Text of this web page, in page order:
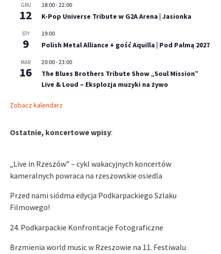
GRU
12
18:00-22:00
K-Pop Universe Tribute w G2A Arena | Jasionka
STY
9
19:00
Polish Metal Alliance + gość Aquilla | Pod Palmą 2027
MAR
16
20:00-23:00
The Blues Brothers Tribute Show „Soul Mission”
Live & Loud – Eksplozja muzyki na żywo
Zobacz kalendarz
Ostatnie, koncertowe wpisy:
„Live in Rzeszów” – cykl wakacyjnych koncertów
kameralnych powraca na rzeszowskie osiedla
Przed nami siódma edycja Podkarpackiego Szlaku
Filmowego!
24. Podkarpackie Konfrontacje Fotograficzne
Brzmienia world music w Rzeszowie na 11. Festiwalu